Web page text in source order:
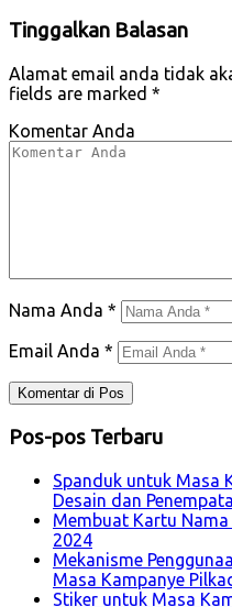
Tinggalkan Balasan
Alamat email anda tidak
fields are marked *
Komentar Anda
Nama Anda *
Email Anda *
Pos-pos Terbaru
Spanduk untuk Masa
Desain dan
Membuat Kartu
2024
Mekanisme
Masa Kampanye
Stiker untuk Masa